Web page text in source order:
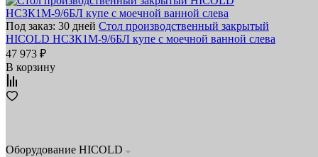
Под заказ: 30 дней Стол производственный закрытый
HICOLD НСЗК1М-9/6БЛ купе с моечной ванной слева
47 973 ₽
В корзину
Оборудование HICOLD